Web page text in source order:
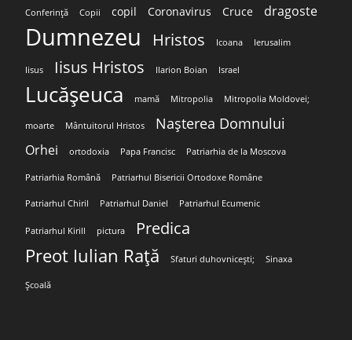
Conferință Copii copil Coronavirus Cruce dragoste
Dumnezeu Hristos Icoana Ierusalim
Iisus Iisus Hristos Ilarion Boian Israel
Lucășeuca mamă Mitropolia Mitropolia Moldovei;
moarte Mântuitorul Hristos Nașterea Domnului
Orhei ortodoxia Papa Francisc Patriarhia de la Moscova
Patriarhia Română Patriarhul Bisericii Ortodoxe Române
Patriarhul Chiril Patriarhul Daniel Patriarhul Ecumenic
Patriarhul Kirill pictura Predica
Preot Iulian Rață Sfaturi duhovnicești; Sinaxa
Școală